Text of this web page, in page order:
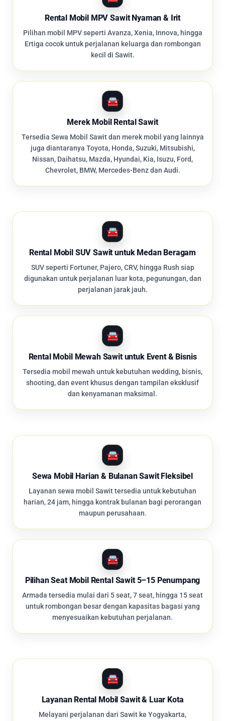
Rental Mobil MPV Sawit Nyaman & Irit
Pilihan mobil MPV seperti Avanza, Xenia, Innova, hingga
Ertiga cocok untuk perjalanan keluarga dan rombongan
kecil di Sawit.
Merek Mobil Rental Sawit
Tersedia Sewa Mobil Sawit dan merek mobil yang lainnya
juga diantaranya Toyota, Honda, Suzuki, Mitsubishi,
Nissan, Daihatsu, Mazda, Hyundai, Kia, Isuzu, Ford,
Chevrolet, BMW, Mercedes-Benz dan Audi.
Rental Mobil SUV Sawit untuk Medan Beragam
SUV seperti Fortuner, Pajero, CRV, hingga Rush siap
digunakan untuk perjalanan luar kota, pegunungan, dan
perjalanan jarak jauh.
Rental Mobil Mewah Sawit untuk Event & Bisnis
Tersedia mobil mewah untuk kebutuhan wedding, bisnis,
shooting, dan event khusus dengan tampilan eksklusif
dan kenyamanan maksimal.
Sewa Mobil Harian & Bulanan Sawit Fleksibel
Layanan sewa mobil Sawit tersedia untuk kebutuhan
harian, 24 jam, hingga kontrak bulanan bagi perorangan
maupun perusahaan.
Pilihan Seat Mobil Rental Sawit 5–15 Penumpang
Armada tersedia mulai dari 5 seat, 7 seat, hingga 15 seat
untuk rombongan besar dengan kapasitas bagasi yang
menyesuaikan kebutuhan perjalanan.
Layanan Rental Mobil Sawit & Luar Kota
Melayani perjalanan dari Sawit ke Yogyakarta,